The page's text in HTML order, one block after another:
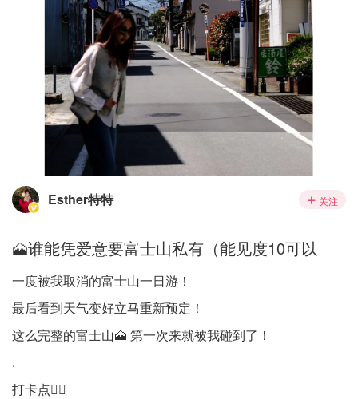
Esther特特 关注
🗻谁能凭爱意要富士山私有（能见度10可以
一度被我取消的富士山一日游！
最后看到天气变好立马重新预定！
这么完整的富士山🗻 第一次来就被我碰到了！
.
打卡点👇🏻